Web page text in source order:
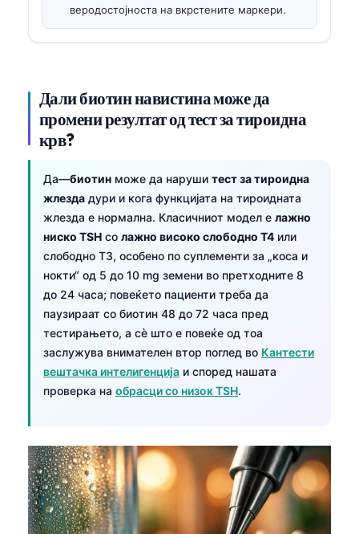
веродостојноста на вкрстените маркери.
Дали биотин навистина може да
промени резултат од тест за тироидна
крв?
Да—биотин може да наруши тест за тироидна
жлезда дури и кога функцијата на тироидната
жлезда е нормална. Класичниот модел е лажно
ниско TSH со лажно високо слободно T4 или
слободно T3, особено по суплементи за „коса и
нокти“ од 5 до 10 mg земени во претходните 8
до 24 часа; повеќето пациенти треба да
паузираат со биотин 48 до 72 часа пред
тестирањето, а сè што е повеќе од тоа
заслужува внимателен втор поглед во Кантести
вештачка интелигенција и според нашата
проверка на обрасци со низок TSH.